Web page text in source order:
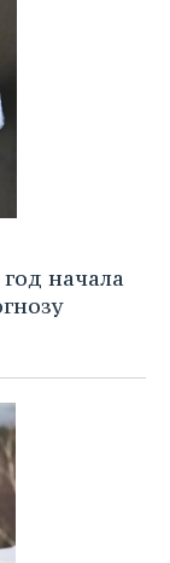
начала